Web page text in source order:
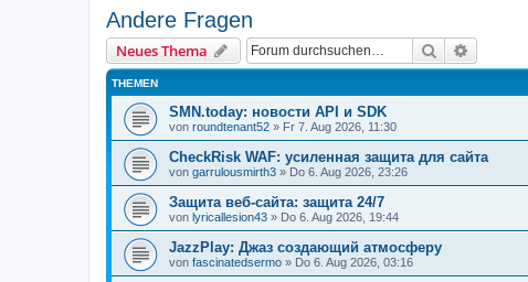
Andere Fragen
Neues Thema Suche
THEMEN
SMN.today: новости API и SDK
von roundtenant52 » Fr 7. Aug 2026, 11:30
CheckRisk WAF: усиленная защита для сайта
von garrulousmirth3 » Do 6. Aug 2026, 23:26
Защита веб-сайта: защита 24/7
von lyricallesion43 » Do 6. Aug 2026, 19:44
JazzPlay: Джаз создающий атмосферу
von fascinatedsermo » Do 6. Aug 2026, 03:16